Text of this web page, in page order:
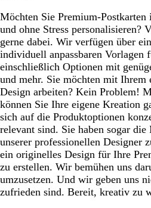
Möchten Sie Premium-
und ohne Stress personalisieren?
gerne dabei. Wir verfügen über
individuell anpassbaren Vorlagen
einschließlich Optionen mit
und mehr. Sie möchten mit Ihrem
Design arbeiten? Kein Problem!
können Sie Ihre eigene Kreation
sich auf die Produktoptionen
relevant sind. Sie haben sogar
unserer professionellen Designer
ein originelles Design für Ihre
zu erstellen. Wir bemühen uns
umzusetzen. Und wir geben uns
zufrieden sind. Bereit, kreativ zu